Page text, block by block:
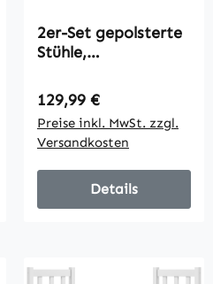
2er-Set gepolsterte
Stühle,
Design,
Polsterstühle mit
Holzbeinen,
rutschfeste Pads,
150 kg
Belastbarkeit, Beige
Regulärer Preis:
129,99 €
Preise inkl. MwSt. zzgl.
Versandkosten
Details